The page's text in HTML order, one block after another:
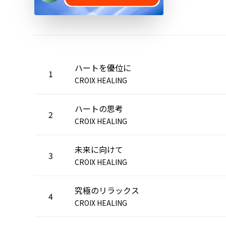
1 ハートを優位に
CROIX HEALING
2 ハートの思考
CROIX HEALING
3 未来に向けて
CROIX HEALING
4 究極のリラックス
CROIX HEALING